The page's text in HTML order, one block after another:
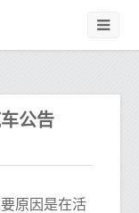
公告
原因是在活